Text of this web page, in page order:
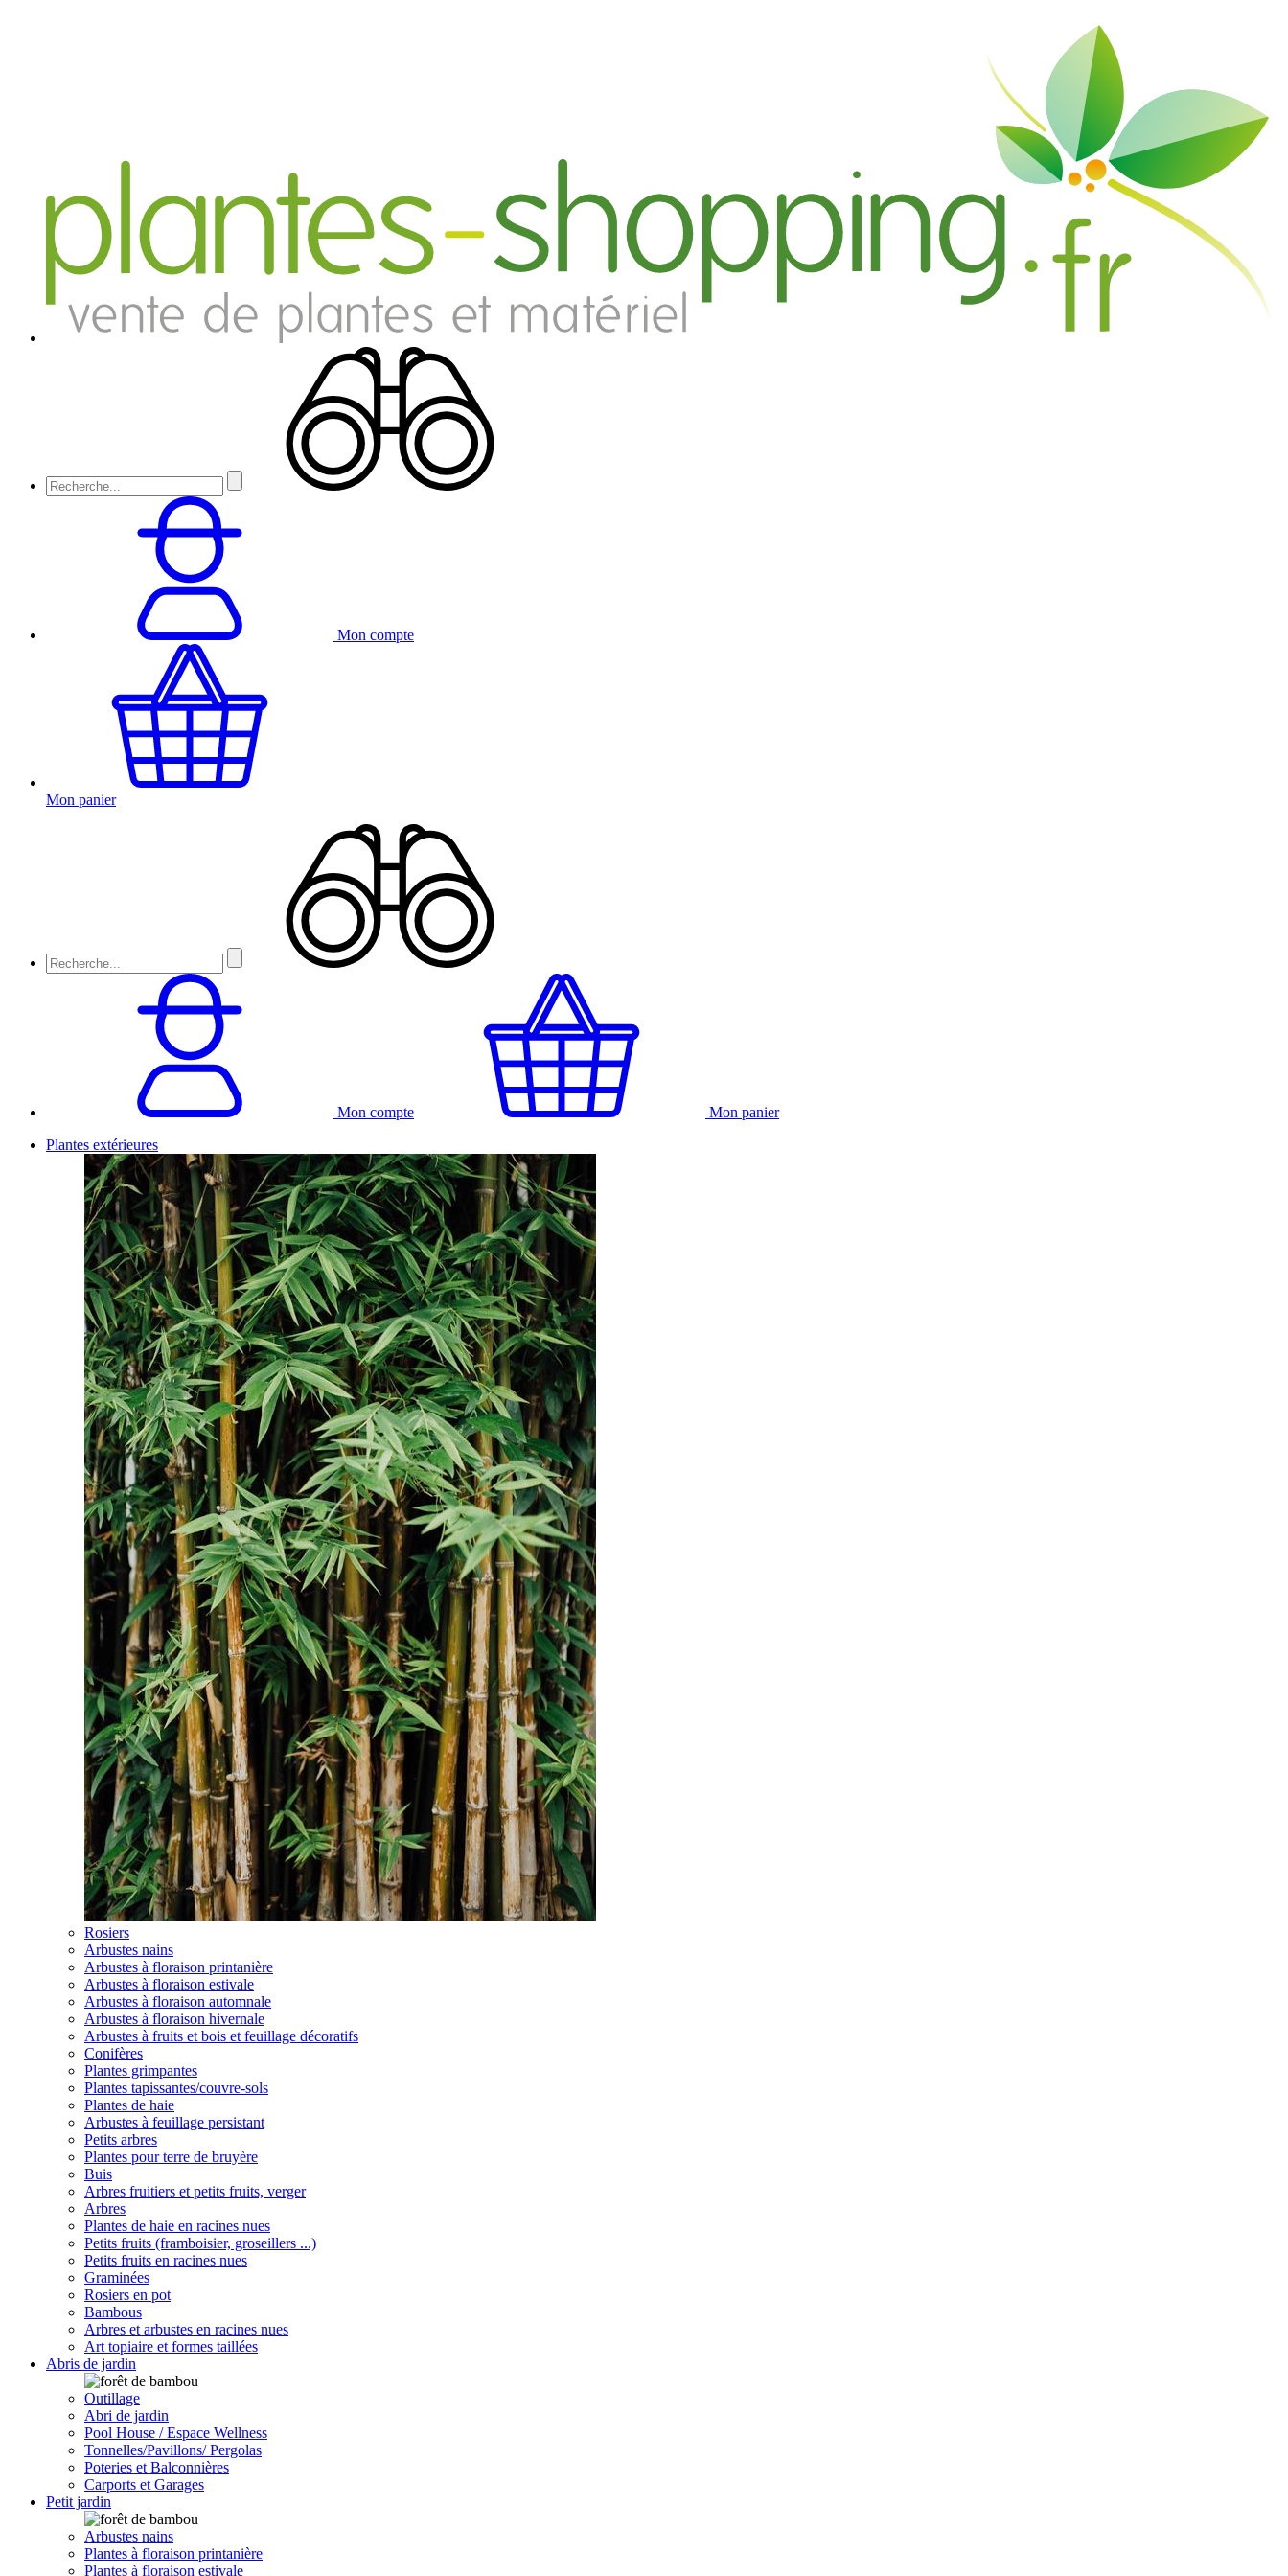
Mon compte
Mon panier
Mon compte
Mon panier
Plantes extérieures
Rosiers
Arbustes nains
Arbustes à floraison printanière
Arbustes à floraison estivale
Arbustes à floraison automnale
Arbustes à floraison hivernale
Arbustes à fruits et bois et feuillage décoratifs
Conifères
Plantes grimpantes
Plantes tapissantes/couvre-sols
Plantes de haie
Arbustes à feuillage persistant
Petits arbres
Plantes pour terre de bruyère
Buis
Arbres fruitiers et petits fruits, verger
Arbres
Plantes de haie en racines nues
Petits fruits (framboisier, groseillers ...)
Petits fruits en racines nues
Graminées
Rosiers en pot
Bambous
Arbres et arbustes en racines nues
Art topiaire et formes taillées
Abris de jardin
Outillage
Abri de jardin
Pool House / Espace Wellness
Tonnelles/Pavillons/ Pergolas
Poteries et Balconnières
Carports et Garages
Petit jardin
Arbustes nains
Plantes à floraison printanière
Plantes à floraison estivale